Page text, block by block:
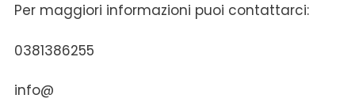
Per maggiori informazioni puoi contattarci:
0381386255
info@